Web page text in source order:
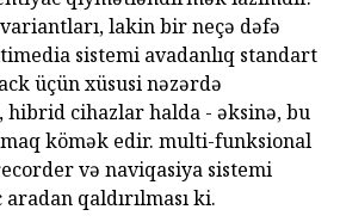
lakin bir neçə dəfə
sistemi avadanlıq standart
üçün xüsusi nəzərdə
cihazlar halda - əksinə, bu
kömək edir. multi-funksional
və naviqasiya sistemi
qaldırılması ki.